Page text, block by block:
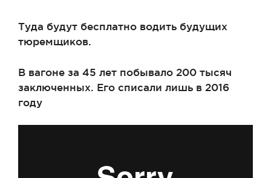
Туда будут бесплатно водить будущих
тюремщиков.
В вагоне за 45 лет побывало 200 тысяч
заключенных. Его списали лишь в 2016
году